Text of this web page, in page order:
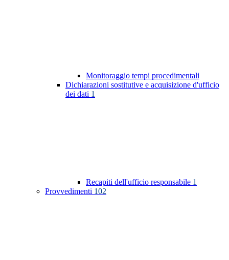
Monitoraggio tempi procedimentali
Dichiarazioni sostitutive e acquisizione d'ufficio
dei dati 1
Recapiti dell'ufficio responsabile 1
Provvedimenti 102